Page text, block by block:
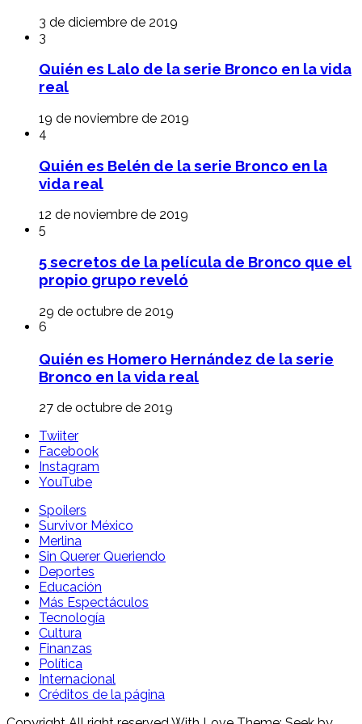
3 de diciembre de 2019
3
Quién es Lalo de la serie Bronco en la vida
real
19 de noviembre de 2019
4
Quién es Belén de la serie Bronco en la
vida real
12 de noviembre de 2019
5
5 secretos de la película de Bronco que el
propio grupo reveló
29 de octubre de 2019
6
Quién es Homero Hernández de la serie
Bronco en la vida real
27 de octubre de 2019
Twiiter
Facebook
Instagram
YouTube
Spoilers
Survivor México
Merlina
Sin Querer Queriendo
Deportes
Educación
Más Espectáculos
Tecnología
Cultura
Finanzas
Política
Internacional
Créditos de la página